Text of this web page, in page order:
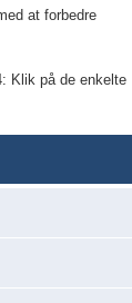
at forbedre
Klik på de enkelte